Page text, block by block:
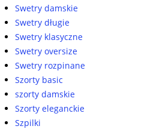
Swetry damskie
Swetry długie
Swetry klasyczne
Swetry oversize
Swetry rozpinane
Szorty basic
szorty damskie
Szorty eleganckie
Szpilki